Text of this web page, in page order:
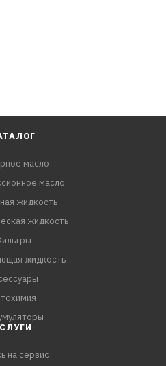
масло
масло
жидкость
жидкость
жидкость
на сервис